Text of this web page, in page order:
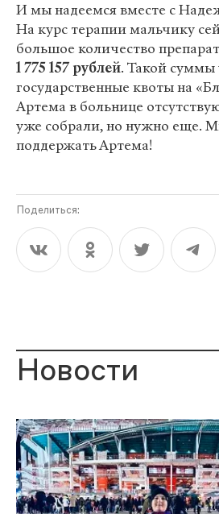
И мы надеемся вместе с
На курс терапии мальчику
большое количество
1 775 157 рублей. Такой суммы
государственные квоты на
Артема в больнице
уже собрали, но нужно еще.
поддержать Артема!
Поделиться:
Новости